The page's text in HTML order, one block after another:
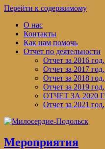
Перейти к содержимому
О нас
Контакты
Как нам помочь
Отчет по деятельности
Отчет за 2016
Отчет за 2017
Отчет за 2018
Отчет за 2019
ОТЧЕТ ЗА 2020
Отчет за 2021
Мероприятия